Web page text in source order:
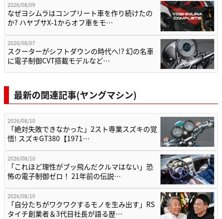
2026/08/09
なぜヨシムラはコンプリート車を作り続けたの
か? ハヤブサX-1からオフ車をモ…
2026/08/07
スクーターがシフトダウンの時代へ!? 幻の名車
に電子制御CVT搭載モデルなど…
最新の関連記事(ヤングマシン)
2026/08/10
「絶対失敗できなかった」2スト専業スズキの覚
悟! スズキGT380【1971…
2026/08/10
「これほど理性がブッ飛んだクルマはない」恐
怖の電子制御ゼロ！ 21年前の伝説…
2026/08/10
「自分たちがワクワクするモノを生み出す」RS
タイチ創業者＆3代目社長が語る歴…